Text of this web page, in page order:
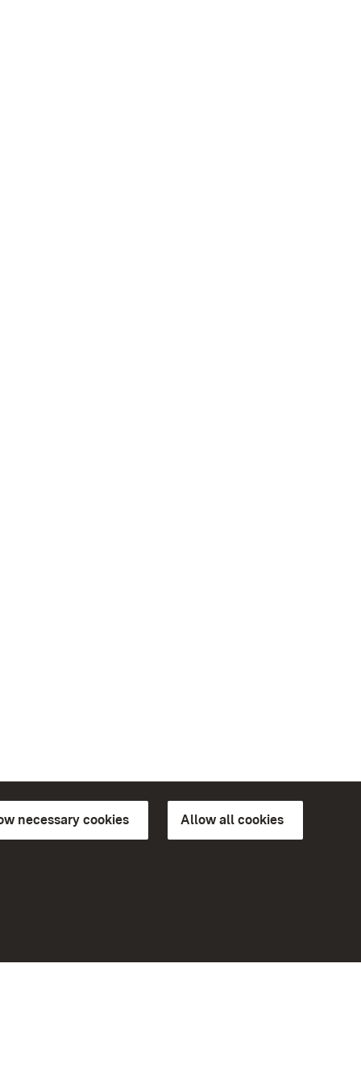
necessary cookies Allow all cookies